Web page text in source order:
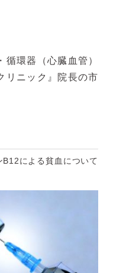
環器（心臓血管）
リニック』院長の市
による貧血について